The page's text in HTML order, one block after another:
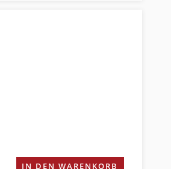
IN DEN WARENKORB